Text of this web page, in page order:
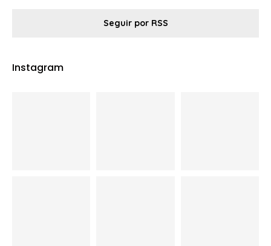
Seguir por RSS
Instagram